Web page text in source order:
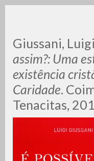
Giussani,
assim?: Uma
existência
Caridade.
Tenacitas,